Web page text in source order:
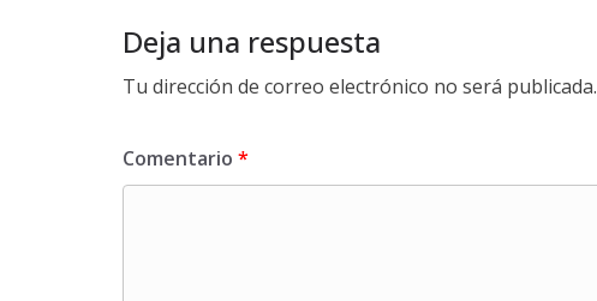
Deja una respuesta
Tu dirección de correo electrónico no será publicada.
Comentario *